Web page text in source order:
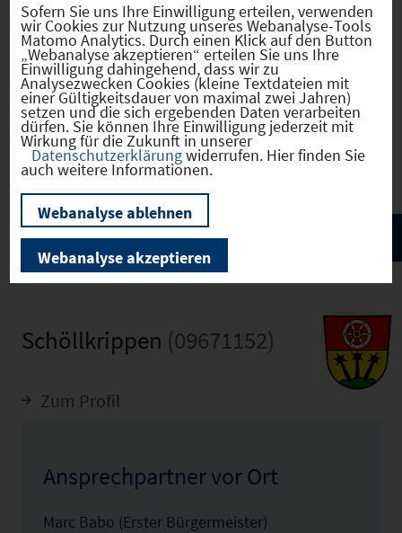
Infrastruktur
Bilder
Schöllkrippen (09671152)
Zum Profil
Ansprechpartner vor Ort
Marc Babo (Erster Bürgermeister)
Sofern Sie uns Ihre Einwilligung erteilen, verwenden
wir Cookies zur Nutzung unseres Webanalyse-Tools
Matomo Analytics. Durch einen Klick auf den Button
„Webanalyse akzeptieren“ erteilen Sie uns Ihre
Einwilligung dahingehend, dass wir zu
Analysezwecken Cookies (kleine Textdateien mit
einer Gültigkeitsdauer von maximal zwei Jahren)
setzen und die sich ergebenden Daten verarbeiten
dürfen. Sie können Ihre Einwilligung jederzeit mit
Wirkung für die Zukunft in unserer
Datenschutzerklärungwiderrufen. Hier finden Sie
auch weitere Informationen.
Webanalyse ablehnen
Webanalyse akzeptieren